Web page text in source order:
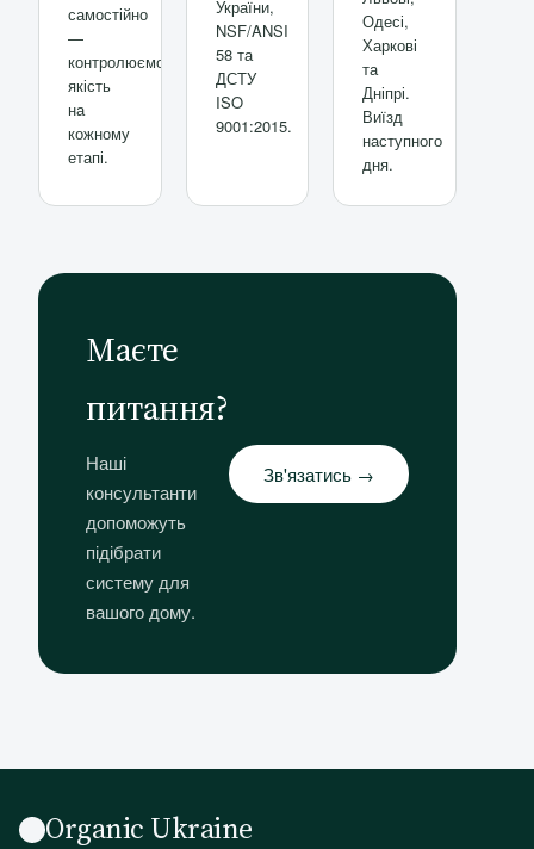
самостійно
—
контролюємо
якість
на
кожному
етапі.
України,
NSF/ANSI
58 та
ДСТУ
ISO
9001:2015.
Одесі,
Харкові
та
Дніпрі.
Виїзд
наступного
дня.
Маєте
питання?
Наші
консультанти
допоможуть
підібрати
систему для
вашого дому.
Зв'язатись →
Organic Ukraine